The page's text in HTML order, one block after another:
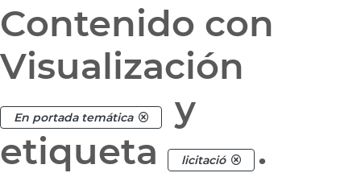
Contenido con
Visualización
En portada temática
y
etiqueta
licitació .